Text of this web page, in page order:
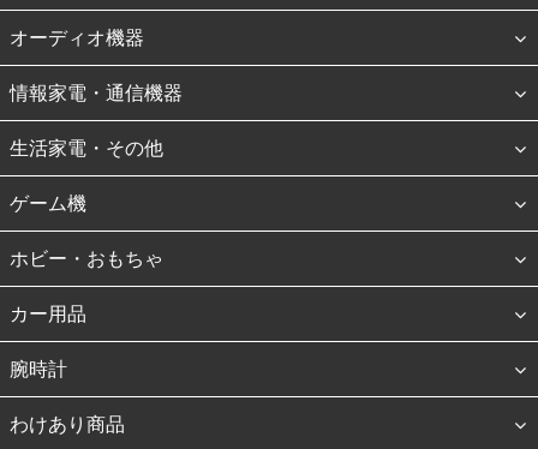
オーディオ機器
情報家電・通信機器
生活家電・その他
ゲーム機
ホビー・おもちゃ
カー用品
腕時計
わけあり商品